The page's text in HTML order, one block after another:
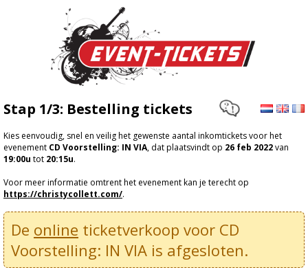
Stap 1/3: Bestelling tickets
Kies eenvoudig, snel en veilig het gewenste aantal inkomtickets voor het
evenement CD Voorstelling: IN VIA, dat plaatsvindt op 26 feb 2022van
19:00u tot 20:15u.
Voor meer informatie omtrent het evenement kan je terecht op
https://christycollett.com/.
De online ticketverkoop voor CD
Voorstelling: IN VIA is afgesloten.